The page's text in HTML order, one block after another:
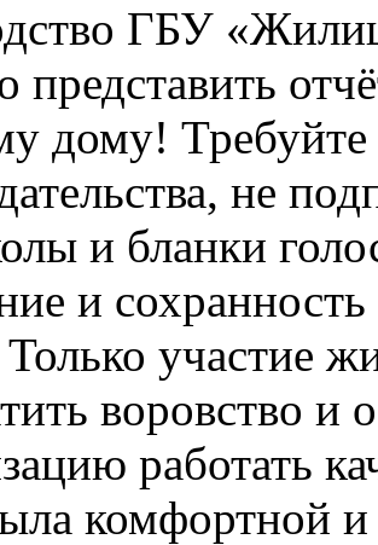
ГБУ
представить
дому!
не
и бланки
и
участие
воровство и
работать
комфортной и